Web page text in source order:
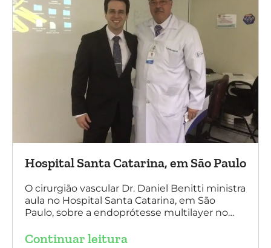
Hospital Santa Catarina, em São Paulo
O cirurgião vascular Dr. Daniel Benitti ministra
aula no Hospital Santa Catarina, em São
Paulo, sobre a endoprótesse multilayer no
experiência nacional e mundial com esta
Continuar leitura